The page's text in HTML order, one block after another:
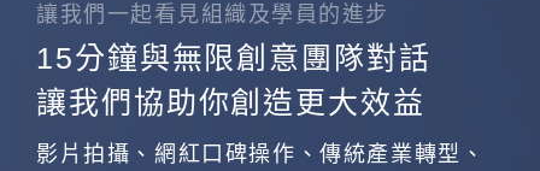
讓我們一起看見組織及學員的進步
15分鐘與無限創意團隊對話
讓我們協助你創造更大效益
影片拍攝、網紅口碑操作、傳統產業轉型、